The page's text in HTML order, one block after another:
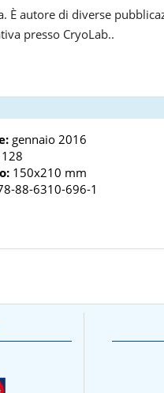
È autore di diverse
presso CryoLab..
gennaio 2016
128
150x210 mm
88-6310-696-1